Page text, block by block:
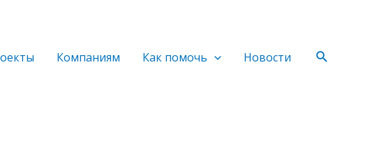
Компаниям Как помочь Новости Поиск